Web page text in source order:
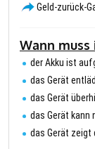
Geld-zurück-
Wann muss
der Akku ist
das Gerät
das Gerät
das Gerät kann
das Gerät